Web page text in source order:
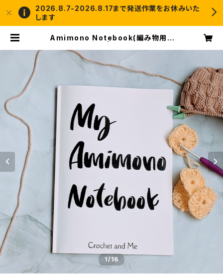
2026.8.7-2026.8.17まで発送作業をお休みいた
します
Amimono Notebook(編み物用ノ
1/16